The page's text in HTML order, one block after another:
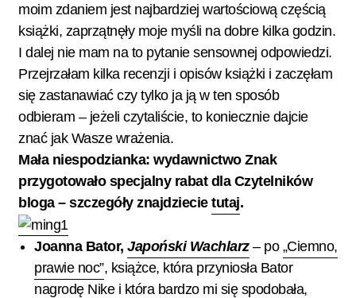
moim zdaniem jest najbardziej wartościową częścią
książki, zaprzątnęły moje myśli na dobre kilka godzin.
I dalej nie mam na to pytanie sensownej odpowiedzi.
Przejrzałam kilka recenzji i opisów książki i zaczęłam
się zastanawiać czy tylko ja ją w ten sposób
odbieram – jeżeli czytaliście, to koniecznie dajcie
znać jak Wasze wrażenia.
Mała niespodzianka: wydawnictwo Znak
przygotowało specjalny rabat dla Czytelników
bloga – szczegóły znajdziecie tutaj.
Joanna Bator, Japoński Wachlarz– po „Ciemno,
prawie noc”, książce, która przyniosła Bator
nagrodę Nike i która bardzo mi się spodobała,